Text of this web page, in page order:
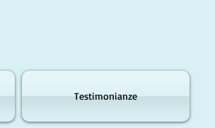
Testimonianze